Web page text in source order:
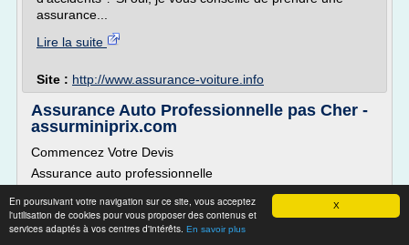
X
En poursuivant votre navigation sur ce site, vous acceptez
l'utilisation de cookies pour vous proposer des contenus et
services adaptés à vos centres d'intérêts. En savoir plus
assurance...
Lire la suite
Site : http://www.assurance-voiture.info
Assurance Auto Professionnelle pas Cher -
assurminiprix.com
Commencez Votre Devis
Assurance auto professionnelle
Établir qu'elle est l'assurance auto professionnelle la plus
adéquate passe inévitablement par une recherche efficace
qui mènera à un devis assurance. Effectivement, pour une